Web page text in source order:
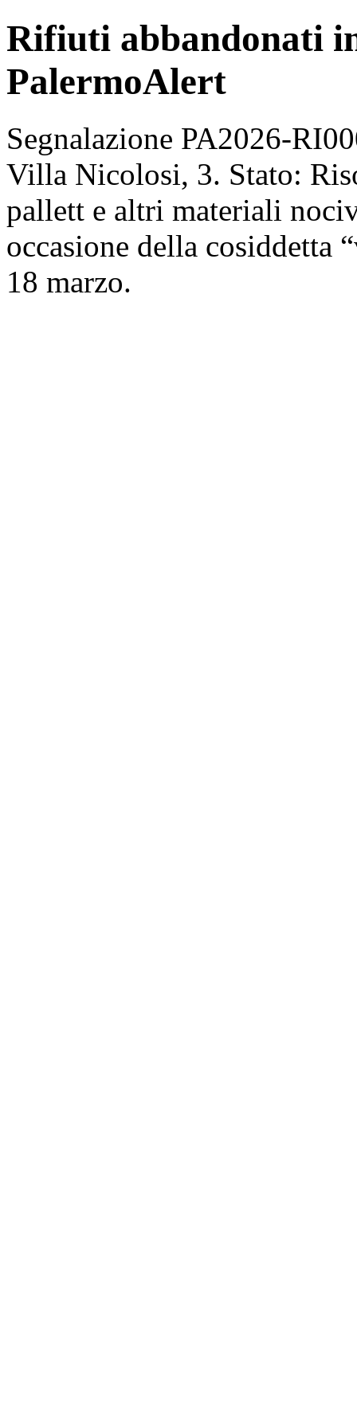
Rifiuti abbandonati
PalermoAlert
Segnalazione PA2026-
Villa Nicolosi, 3. Stato:
pallett e altri materiali
occasione della cosiddetta
18 marzo.